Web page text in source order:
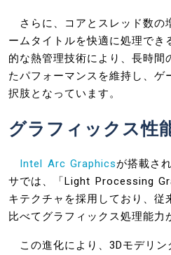
さらに、コアとスレッド数の
ームタイトルを快適に処理でき
的な熱管理技術により、長時間
たパフォーマンスを維持し、ゲ
択肢となっています。
グラフィックス性
Intel Arc Graphicsが搭載さ
サでは、「Light Processing
キテクチャを採用しており、
比べてグラフィックス処理能力
この進化により、3Dモデリン